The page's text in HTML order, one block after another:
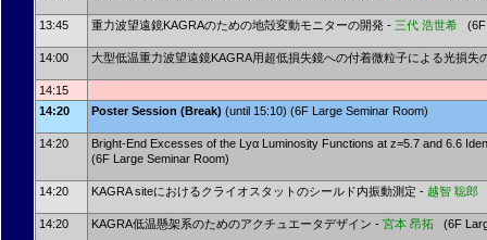
13:45 重力波望遠鏡KAGRAのための地殻変動モニターの開発 - 三代 浩世希 (6F
14:00 大型低温重力波望遠鏡KAGRA用超低損失鏡への付着微粒子による光損失
14:15
14:20
Poster Session (Break) (until 15:10) (6F Large Seminar Room)
14:20
Bright-End Excesses of the Lyα Luminosity Functions at z=5.7 and 6.6
(6F Large Seminar Room)
14:20 KAGRA siteにおけるクライオスタットのシールド内振動測定 - 越智 聡郎
14:20 KAGRA低温懸架系のためのアクチュエータデザイン - 宮本 昂拓 (6F